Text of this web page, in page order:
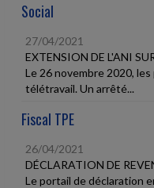
Social
27/04/2021
EXTENSION DE L'ANI
Le 26 novembre 2020,
télétravail. Un arrêté...
Fiscal TPE
26/04/2021
DÉCLARATION DE
Le portail de déclaration